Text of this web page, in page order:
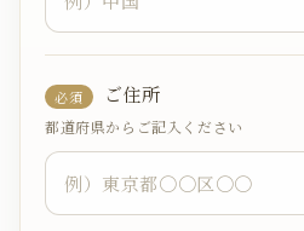
必須 ご住所
都道府県からご記入ください